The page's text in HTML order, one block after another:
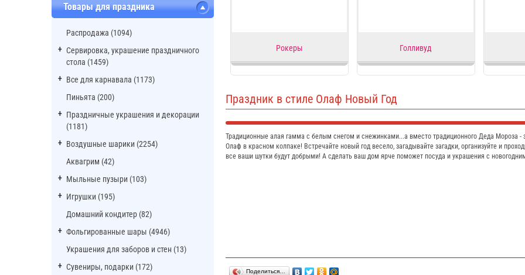
Товары для праздника
Распродажа (1094)
Сервировка, украшение праздничного
стола (1459)
Все для карнавала (1173)
Пиньята (200)
Праздничные украшения и декорации
(1181)
Воздушные шарики (2254)
Аквагрим (42)
Мыльные пузыри (103)
Игрушки (195)
Домашний кондитер (82)
Фольгированные шары (4946)
Украшения для заборов и стен (13)
Сувениры, подарки (172)
Рокеры Голливуд
Праздник в стиле Олаф Новый Год
Традиционные алая гамма с белым снегом и снежинками...а вместо традиционного Деда Мороза -
Олаф в красном колпаке! Встречайте новый год весело, загадывайте загадки, организуйте и
все ваши шутки будут добрыми! А сделать ваш дом ярче поможет посуда и украшения с
Поделиться…